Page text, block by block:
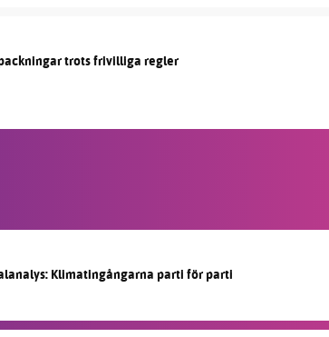
trots frivilliga regler
Klimatingångarna parti för parti